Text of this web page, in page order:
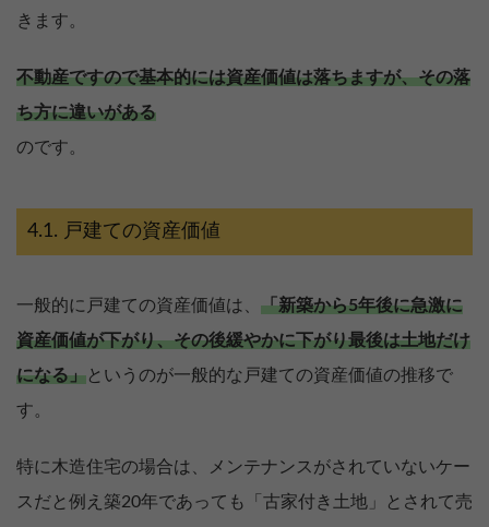
きます。
不動産ですので基本的には資産価値は落ちますが、その落
ち方に違いがある
のです。
戸建ての資産価値
一般的に戸建ての資産価値は、 「新築から5年後に急激に
資産価値が下がり、その後緩やかに下がり最後は土地だけ
になる」というのが一般的な戸建ての資産価値の推移で
す。
特に木造住宅の場合は、メンテナンスがされていないケー
スだと例え築20年であっても「古家付き土地」とされて売